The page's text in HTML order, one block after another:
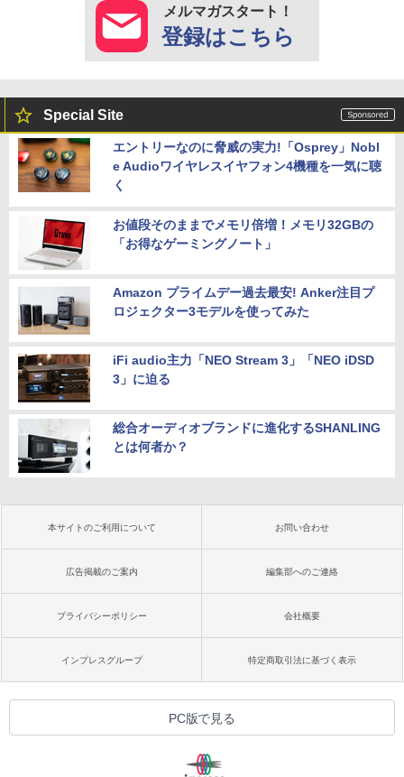
メルマガスタート！
登録はこちら
Special Site
エントリーなのに脅威の実力!「Osprey」Nobl
e Audioワイヤレスイヤフォン4機種を一気に聴
く
お値段そのままでメモリ倍増！メモリ32GBの
「お得なゲーミングノート」
Amazon プライムデー過去最安! Anker注目プ
ロジェクター3モデルを使ってみた
iFi audio主力「NEO Stream 3」「NEO iDSD
3」に迫る
総合オーディオブランドに進化するSHANLING
とは何者か？
本サイトのご利用について お問い合わせ
広告掲載のご案内 編集部へのご連絡
プライバシーポリシー 会社概要
インプレスグループ 特定商取引法に基づく表示
PC版で見る